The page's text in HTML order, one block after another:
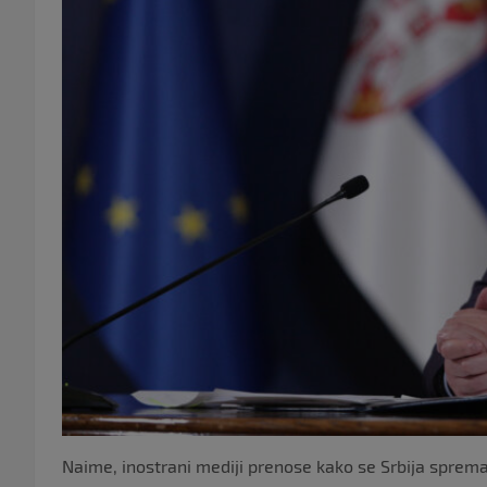
Naime, inostrani mediji prenose kako se Srbija